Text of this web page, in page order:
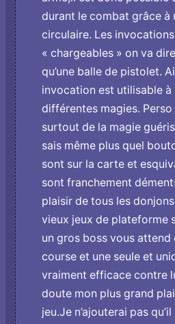
durant le combat grâce à
circulaire. Les
« chargeables » o­n va
qu’une balle de pistolet.
invocation est utilisable à
différentes magies. Perso
surtout de la magie
sais même plus quel
sont sur la carte et
sont franchement
plaisir de tous les
vieux jeux de plateforme
un gros boss vous attend
course et une seule et
vraiment efficace contre
doute mon plus grand
jeu.Je n’ajouterai pas